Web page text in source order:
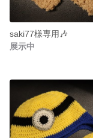
saki77様専用🎶
展示中